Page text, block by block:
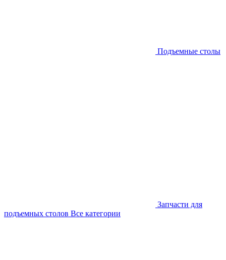
Подъемные столы
Запчасти для
подъемных столов Все категории